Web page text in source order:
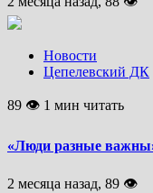
Новости
Цепелевский ДК
89 👁 1 мин читать
«Люди разные
2 месяца назад, 89 👁